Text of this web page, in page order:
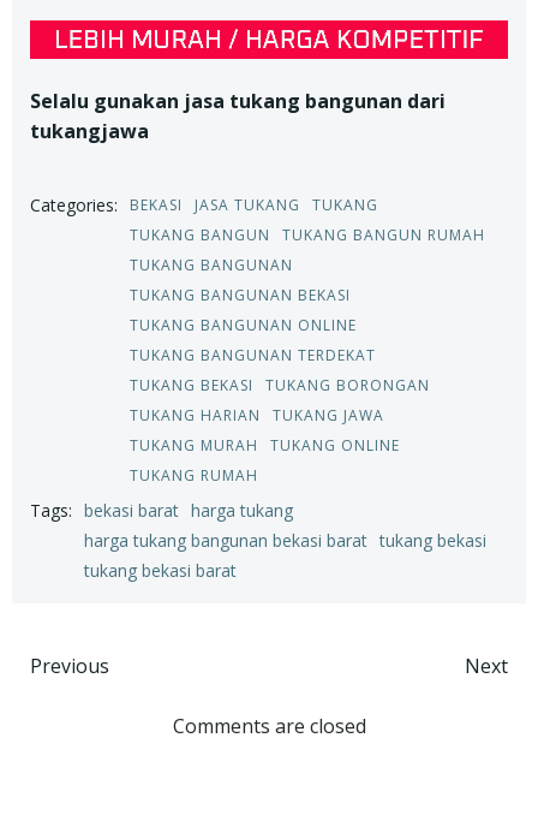
Selalu gunakan jasa tukang bangunan dari
tukangjawa
Categories: BEKASI JASA TUKANG
TUKANG
TUKANG BANGUN
TUKANG BANGUN RUMAH
TUKANG BANGUNAN
TUKANG BANGUNAN BEKASI
TUKANG BANGUNAN ONLINE
TUKANG BANGUNAN TERDEKAT
TUKANG BEKASI
TUKANG BORONGAN
TUKANG HARIAN
TUKANG JAWA
TUKANG MURAH
TUKANG ONLINE
TUKANG RUMAH
Tags: bekasi barat harga tukang
harga tukang bangunan bekasi barat tukang bekasi
tukang bekasi barat
Post
navigation
Previous
navigation
Next
Comments are closed